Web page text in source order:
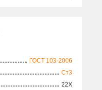
ГОСТ 103-2006
Ст3
22X